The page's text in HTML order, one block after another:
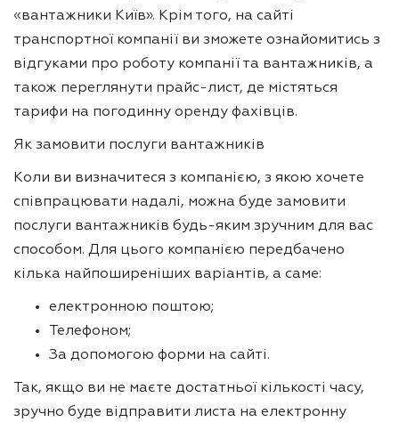
«вантажники Київ». Крім того, на сайті
транспортної компанії ви зможете ознайомитись з
відгуками про роботу компанії та вантажників, а
також переглянути прайс-лист, де містяться
тарифи на погодинну оренду фахівців.
Як замовити послуги вантажників
Коли ви визначитеся з компанією, з якою хочете
співпрацювати надалі, можна буде замовити
послуги вантажників будь-яким зручним для вас
способом. Для цього компанією передбачено
кілька найпоширеніших варіантів, а саме:
електронною поштою;
Телефоном;
За допомогою форми на сайті.
Так, якщо ви не маєте достатньої кількості часу,
зручно буде відправити листа на електронну